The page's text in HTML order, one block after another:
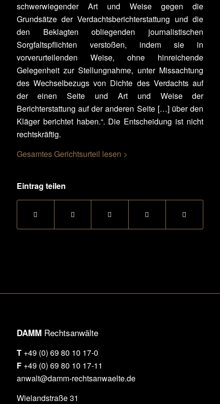
schwerwiegender Art und Weise gegen die
Grundsätze der Verdachtsberichterstattung und die
den Beklagten obliegenden journalistischen
Sorgfaltspflichten verstoßen, indem sie in
vorverurteilenden Weise, ohne hinreichende
Gelegenheit zur Stellungnahme, unter Missachtung
des Wechselbezugs von Dichte des Verdachts auf
der einen Seite und Art und Weise der
Berichterstattung auf der anderen Seite […] über den
Kläger berichtet haben.“. Die Entscheidung ist nicht
rechtskräftig.
Gesamtes Gerichtsurteil lesen >
Eintrag teilen
DAMMRechtsanwälte
T+49 (0) 69 80 10 17-0
F+49 (0) 69 80 10 17-11
anwalt@damm-rechtsanwaelte.de
Wielandstraße 31